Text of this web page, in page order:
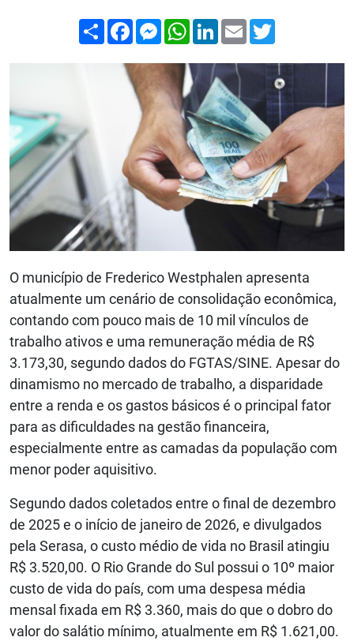
Compartilhar
FacebookMessenger
WhatsApp
LinkedIn
Email
O município de Frederico Westphalen apresenta
atualmente um cenário de consolidação econômica,
contando com pouco mais de 10 mil vínculos de
trabalho ativos e uma remuneração média de R$
3.173,30, segundo dados do FGTAS/SINE. Apesar do
dinamismo no mercado de trabalho, a disparidade
entre a renda e os gastos básicos é o principal fator
para as dificuldades na gestão financeira,
especialmente entre as camadas da população com
menor poder aquisitivo.
Segundo dados coletados entre o final de dezembro
de 2025 e o início de janeiro de 2026, e divulgados
pela Serasa, o custo médio de vida no Brasil atingiu
R$ 3.520,00. O Rio Grande do Sul possui o 10º maior
custo de vida do país, com uma despesa média
mensal fixada em R$ 3.360, mais do que o dobro do
valor do salátio mínimo, atualmente em R$ 1.621,00.